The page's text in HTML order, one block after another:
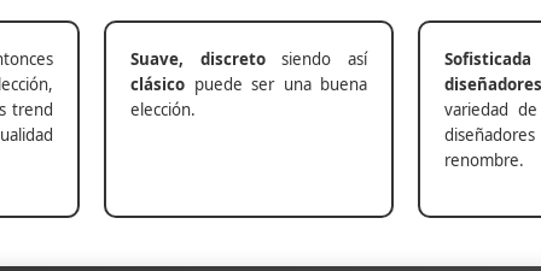
trend
Suave, discretosiendo así
clásico puede ser una buena
elección.
Sofisticada
diseñadores
variedad
renombre.